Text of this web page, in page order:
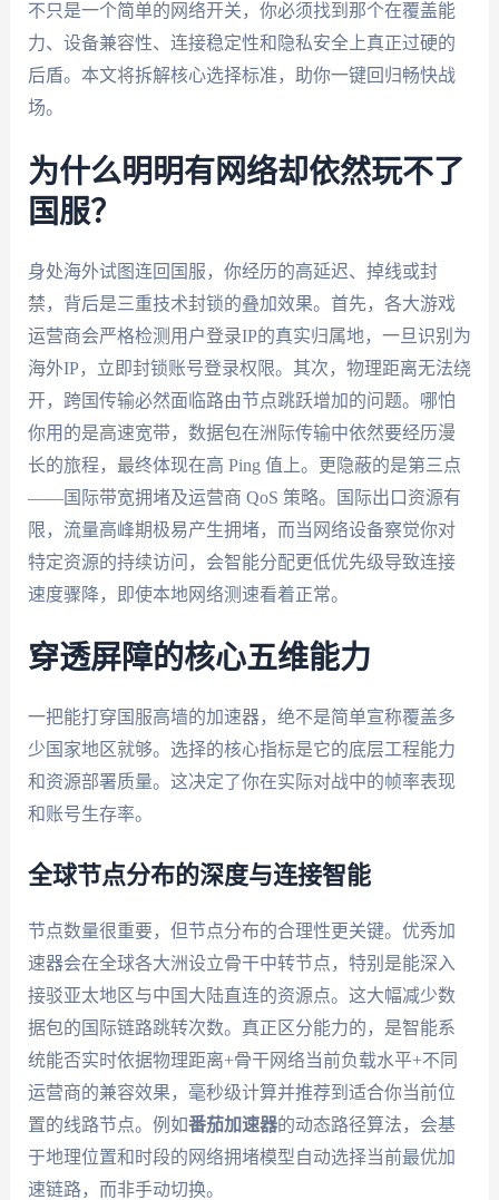
不只是一个简单的网络开关，你必须找到那个在覆盖能
力、设备兼容性、连接稳定性和隐私安全上真正过硬的
后盾。本文将拆解核心选择标准，助你一键回归畅快战
场。
为什么明明有网络却依然玩不了
国服？
身处海外试图连回国服，你经历的高延迟、掉线或封
禁，背后是三重技术封锁的叠加效果。首先，各大游戏
运营商会严格检测用户登录IP的真实归属地，一旦识别为
海外IP，立即封锁账号登录权限。其次，物理距离无法绕
开，跨国传输必然面临路由节点跳跃增加的问题。哪怕
你用的是高速宽带，数据包在洲际传输中依然要经历漫
长的旅程，最终体现在高 Ping 值上。更隐蔽的是第三点
——国际带宽拥堵及运营商 QoS 策略。国际出口资源有
限，流量高峰期极易产生拥堵，而当网络设备察觉你对
特定资源的持续访问，会智能分配更低优先级导致连接
速度骤降，即使本地网络测速看着正常。
穿透屏障的核心五维能力
一把能打穿国服高墙的加速器，绝不是简单宣称覆盖多
少国家地区就够。选择的核心指标是它的底层工程能力
和资源部署质量。这决定了你在实际对战中的帧率表现
和账号生存率。
全球节点分布的深度与连接智能
节点数量很重要，但节点分布的合理性更关键。优秀加
速器会在全球各大洲设立骨干中转节点，特别是能深入
接驳亚太地区与中国大陆直连的资源点。这大幅减少数
据包的国际链路跳转次数。真正区分能力的，是智能系
统能否实时依据物理距离+骨干网络当前负载水平+不同
运营商的兼容效果，毫秒级计算并推荐到适合你当前位
置的线路节点。例如番茄加速器的动态路径算法，会基
于地理位置和时段的网络拥堵模型自动选择当前最优加
速链路，而非手动切换。